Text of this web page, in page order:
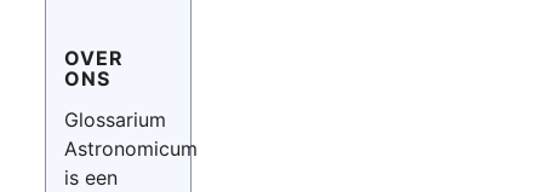
OVER
ONS
Glossarium
Astronomicum
is een